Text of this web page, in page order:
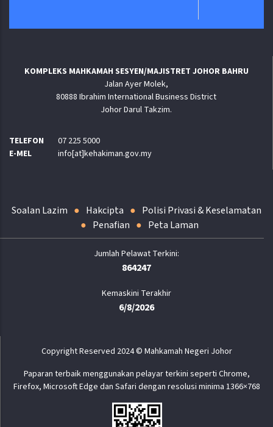
KOMPLEKS MAHKAMAH SESYEN/MAJISTRET JOHOR BAHRU
Jalan Ayer Molek,
80888 Ibrahim International Business District
Johor Darul Takzim.
TELEFON
07 225 5000
E-MEL
info[at]kehakiman.gov.my
Soalan Lazim Hakcipta
Polisi Privasi & Keselamatan
Penafian
Peta Laman
864247
Kemaskini Terakhir
6/8/2026
Copyright Reserved 2024 © Mahkamah Negeri Johor
Paparan terbaik menggunakan pelayar terkini seperti Chrome,
Firefox, Microsoft Edge dan Safari dengan resolusi minima 1366×768